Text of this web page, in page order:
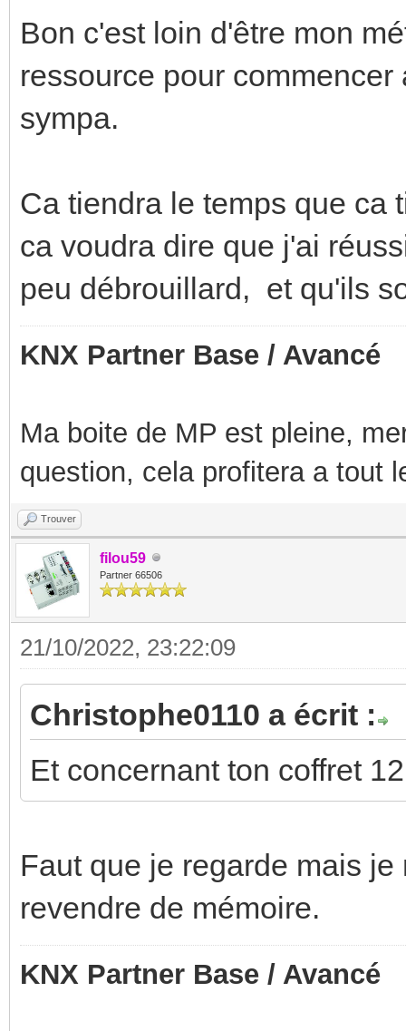
Bon c'est loin d'être mon
ressource pour
sympa.
Ca tiendra le temps que ca
ca voudra dire que j'ai
peu débrouillard, et qu'ils
KNX Partner Base / Avancé
Ma boite de MP est pleine,
question, cela profitera a tout
Trouver
filou59
Partner 66506
21/10/2022, 23:22:09
Christophe0110 a écrit :
Et concernant ton coffret
Faut que je regarde mais
revendre de mémoire.
KNX Partner Base / Avancé